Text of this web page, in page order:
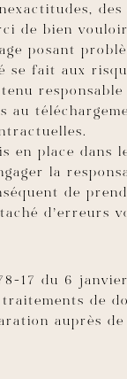
de bien
posant
se fait aux
responsable
au
en place dans
la
de
d’erreurs
17 du 6
traitements de
auprès